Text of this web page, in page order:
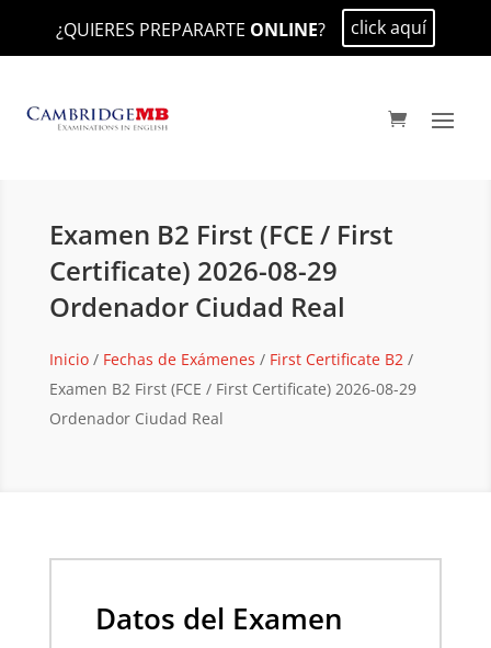
¿QUIERES PREPARARTE ONLINE? click aquí
Examen B2 First (FCE / First
Certificate) 2026-08-29
Ordenador Ciudad Real
Inicio/ Fechas de Exámenes / First Certificate B2/
Examen B2 First (FCE / First Certificate) 2026-08-29
Ordenador Ciudad Real
Datos del Examen